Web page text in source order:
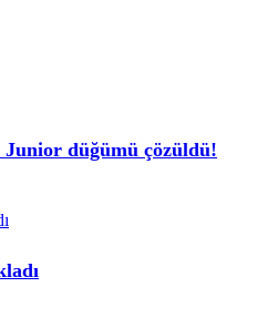
düğümü çözüldü!